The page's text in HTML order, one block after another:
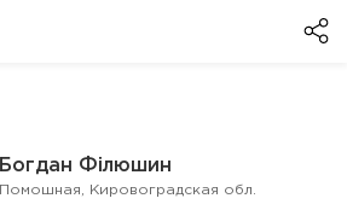
Богдан Філюшин
Помошная, Кировоградская обл.